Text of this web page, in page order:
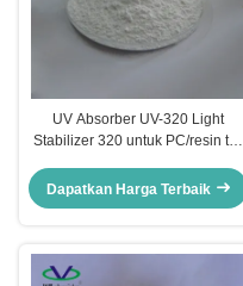
UV Absorber UV-320 Light
Stabilizer 320 untuk PC/resin tak
Dapatkan Harga Terbaik